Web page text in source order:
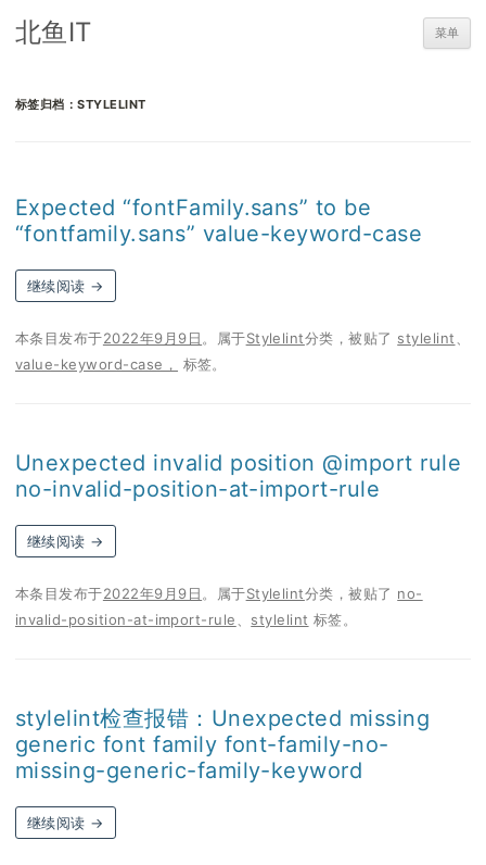
北鱼IT 菜单
标签归档：STYLELINT
Expected “fontFamily.sans” to be
“fontfamily.sans” value-keyword-case
继续阅读 →
本条目发布于2022年9月9日 。属于Stylelint分类，被贴了 stylelint
value-keyword-case，
标签。
Unexpected invalid position @import rule
no-invalid-position-at-import-rule
继续阅读 →
本条目发布于2022年9月9日 。属于Stylelint分类，被贴了 no-
invalid-position-at-import-rule
stylelint 标签。
stylelint检查报错：Unexpected missing
generic font family font-family-no-
missing-generic-family-keyword
继续阅读 →